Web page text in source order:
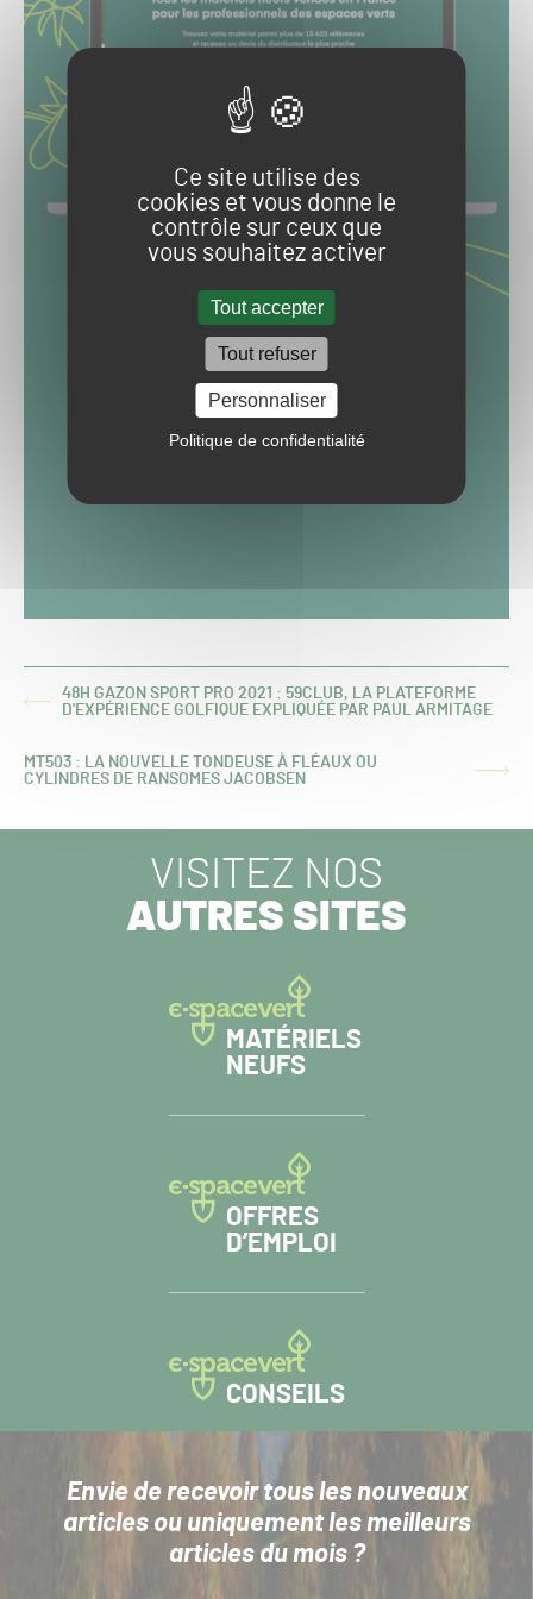
Ce site utilise des
cookies et vous donne le
contrôle sur ceux que
vous souhaitez activer
Tout accepter
Tout refuser
Personnaliser
Politique de confidentialité
ARTICLE
48H GAZON SPORT PRO 2021 : 59CLUB, LA PLATEFORME
D'EXPÉRIENCE GOLFIQUE EXPLIQUÉE PAR PAUL ARMITAGE
ARTICLE
MT503 : LA NOUVELLE TONDEUSE À FLÉAUX OU
CYLINDRES DE RANSOMES JACOBSEN
VISITEZ NOS
AUTRES SITES
MATÉRIELS
NEUFS
OFFRES
D’EMPLOI
CONSEILS
Envie de recevoir tous les nouveaux
articlesou uniquement les meilleurs
articles du mois ?